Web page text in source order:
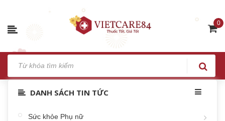
0
DANH SÁCH TIN TỨC
Sức khỏe Phụ nữ